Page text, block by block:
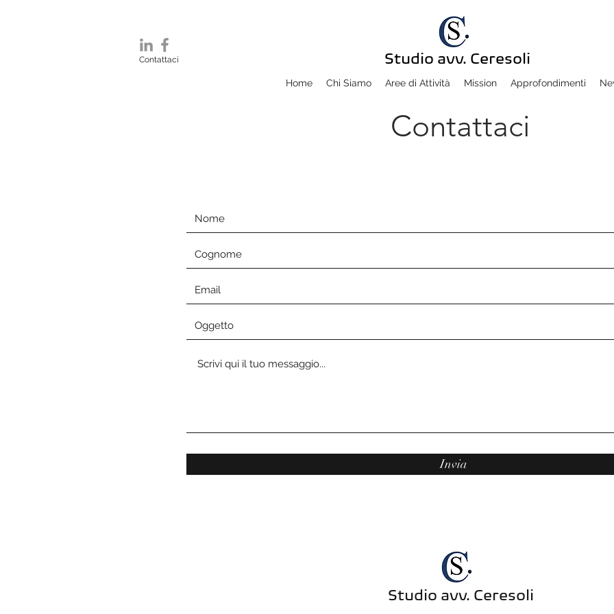
Contattaci Studio avv. Ceresoli
Home Chi Siamo Aree di Attività Mission Approfondimenti
Contattaci
Invia
Studio avv. Ceresoli